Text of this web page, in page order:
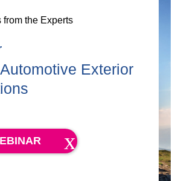
from the Experts
Exterior